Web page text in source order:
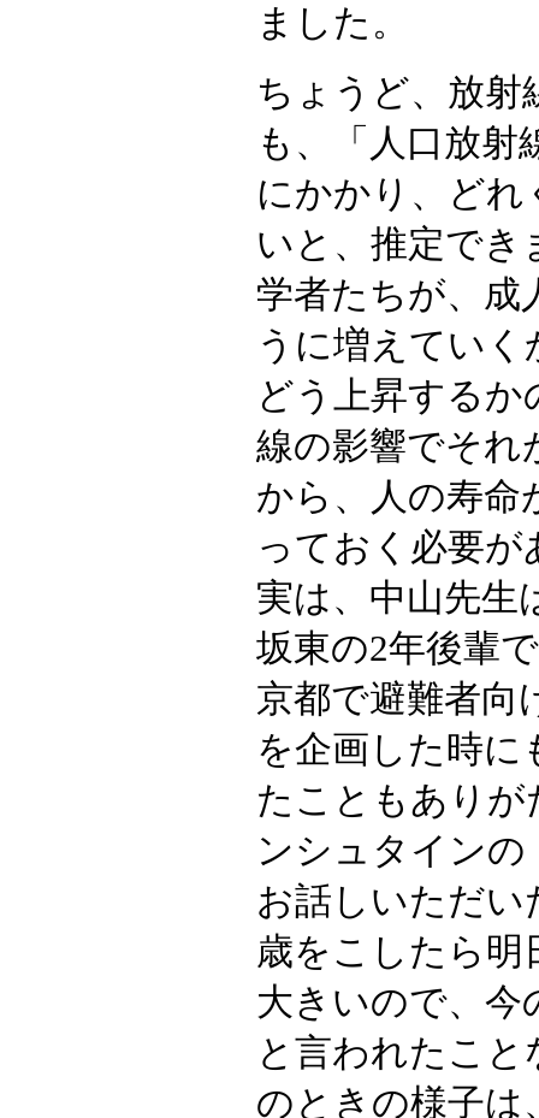
ました。
ちょうど、放射
も、「人口放
にかかり、ど
いと、推定でき
学者たちが、成
うに増えてい
どう上昇する
線の影響でそれ
から、人の寿命
っておく必要が
実は、中山先生
坂東の2年後輩
京都で避難者向
を企画した時に
たこともあり
ンシュタインの
お話しいただい
歳をこしたら明
大きいので、
と言われたこ
のときの様子は